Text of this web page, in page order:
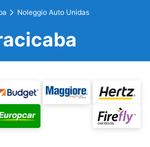
Noleggio Auto Unidas